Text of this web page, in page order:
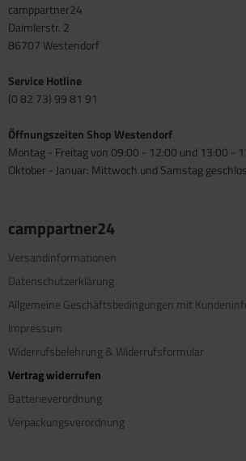
camppartner24
Daimlerstr. 2
86707 Westendorf
Service Hotline
(0 82 73) 99 81 91
Öffnungszeiten Shop Westendorf
Montag - Freitag von 09:00 - 12:00 und 13:00 -
Oktober - Januar: Mittwoch und Samstag
camppartner24
Versandinformationen
Datenschutzerklärung
Allgemeine Geschäftsbedingungen mit
Impressum
Widerrufsbelehrung & Widerrufsformular
Vertrag widerrufen
Batterieverordnung
Verpackungsverordnung